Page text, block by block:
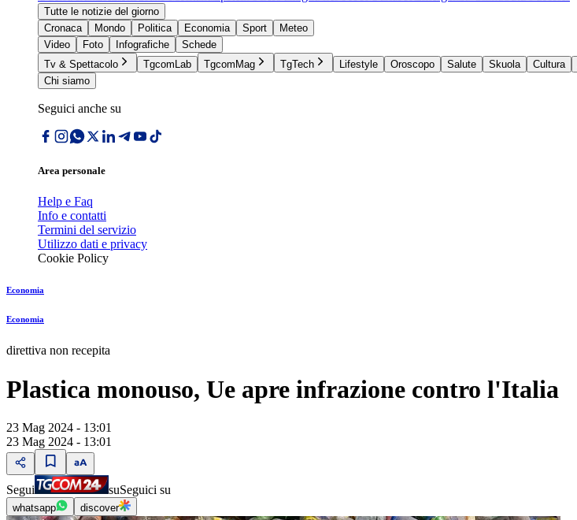
Tutte le notizie del giorno
Cronaca
Mondo Politica Economia Sport
Meteo
Video
Foto Infografiche
Schede
Tv & Spettacolo
TgcomLab TgcomMag TgTech Lifestyle Oroscopo Salute Skuola Cultura
Chi siamo
Seguici anche su
Area personale
Help e Faq
Info e contatti
Termini del servizio
Utilizzo dati e privacy
Cookie Policy
Economia
Economia
direttiva non recepita
Plastica monouso, Ue apre infrazione contro l'Italia
23 Mag 2024 - 13:01
23 Mag 2024 - 13:01
Segui suSeguici su
whatsapp discover